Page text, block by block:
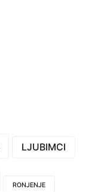
LJUBIMCI
RONJENJE